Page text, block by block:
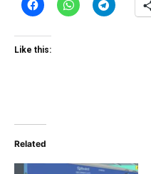
Like this:
Related